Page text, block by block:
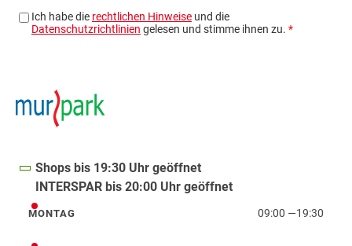
Shops bis 19:30 Uhr geöffnet
INTERSPAR bis 20:00 Uhr geöffnet
Montag
MONTAG 09:00 —19:30